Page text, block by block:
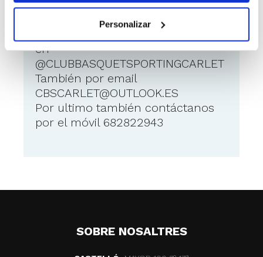
Personalizar
con el anunciante
en
@CLUBBASQUETSPORTINGCARLET
También por email
CBSCARLET@OUTLOOK.ES
Por ultimo también contáctanos
por el móvil 682822943
SOBRE NOSALTRES